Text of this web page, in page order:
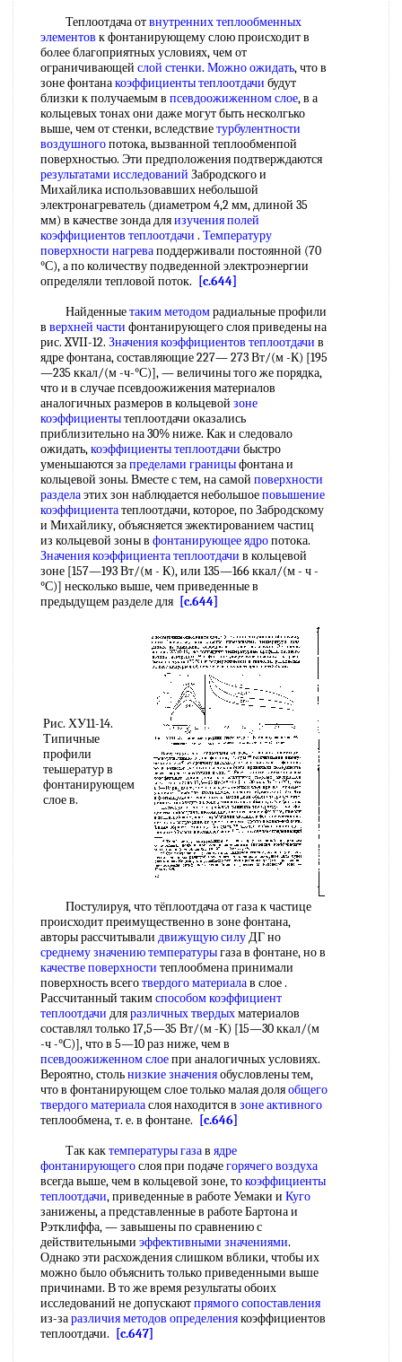
Теплоотдача отвнутренних теплообменных
элементов к фонтанирующему слою происходит в
более благоприятных условиях, чем от
ограничивающей слой стенки. Можно ожидать, что в
зоне фонтанакоэффициенты теплоотдачи будут
близки к получаемым в псевдоожиженном слое, в а
кольцевых тонах они даже могут быть несколгько
выше, чем от стенки, вследствиетурбулентности
воздушногопотока, вызванной теплообменпой
поверхностью. Эти предположения подтверждаются
результатами исследований Забродского и
Михайлика использовавших небольшой
электронагреватель (диаметром 4,2 мм, длиной 35
мм) в качестве зонда дляизучения полей
коэффициентов теплоотдачи . Температуру
поверхности нагреваподдерживали постоянной (70
°С), а по количеству подведенной электроэнергии
определяли тепловой поток.
[c.644]
Найденныетаким методомрадиальные профили
в верхней части фонтанирующего слоя приведены на
рис. XVII-12. Значения коэффициентов теплоотдачи в
ядре фонтана, составляющие 227— 273 Вт/(м -К) [195
—235 ккал/(м -ч-°С)], — величины того же порядка,
что и в случае псевдоожижения материалов
аналогичных размеров в кольцевой зоне
коэффициентытеплоотдачи оказались
приблизительно на 30% ниже. Как и следовало
ожидать,коэффициенты теплоотдачи быстро
уменьшаются запределами границыфонтана и
кольцевой зоны. Вместе с тем, на самой поверхности
разделаэтих зон наблюдается небольшоеповышение
коэффициентатеплоотдачи, которое, по Забродскому
и Михайлику, объясняется эжектированием частиц
из кольцевой зоны в фонтанирующее ядропотока.
Значения коэффициента теплоотдачи в кольцевой
зоне [157—193 Вт/(м - К), или 135—166 ккал/(м - ч -
°С)] несколько выше, чем приведенные в
предыдущем разделе для [c.644]
Рис. ХУ11-14.
Типичные
профили
теьшератур в
фонтанирующем
слое в.
Постулируя, что тёплоотдача от газа к частице
происходит преимущественно в зоне фонтана,
авторы рассчитывали движущую силуДГ но
среднему значению температурыгаза в фонтане, но в
качестве поверхности теплообмена принимали
поверхность всеготвердого материалав слое .
Рассчитанный такимспособом коэффициент
теплоотдачи дляразличных твердыхматериалов
составлял только 17,5—35 Вт/(м -К) [15—30 ккал/(м
-ч -°С)], что в 5—10 раз ниже, чем в
псевдоожиженном слоепри аналогичных условиях.
Вероятно, стольнизкие значенияобусловлены тем,
что в фонтанирующем слое только малая доляобщего
твердого материаласлоя находится в зоне активного
теплообмена, т. е. в фонтане.
[c.646]
Так кактемпературы газав ядре
фонтанирующегослоя при подачегорячего воздуха
всегда выше, чем в кольцевой зоне, токоэффициенты
теплоотдачи, приведенные в работе Уемаки и Куго
занижены, а представленные в работе Бартона и
Рэтклиффа, — завышены по сравнению с
действительными эффективными значениями.
Однако эти расхождения слишком вблики, чтобы их
можно было объяснить только приведенными выше
причинами. В то же время результаты обоих
исследований не допускаютпрямого сопоставления
из-заразличия методов определениякоэффициентов
теплоотдачи.
[c.647]